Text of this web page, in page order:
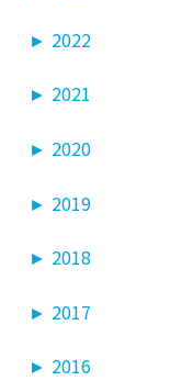
► 2022
► 2021
► 2020
► 2019
► 2018
► 2017
► 2016